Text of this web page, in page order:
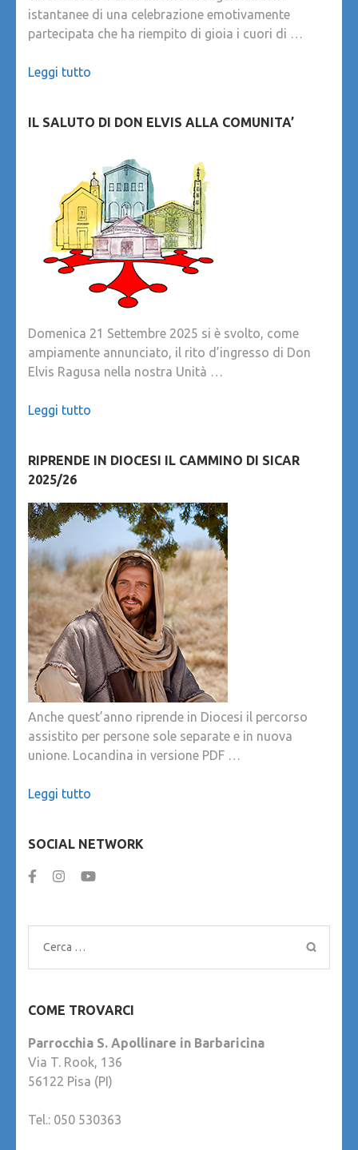
istantanee di una celebrazione emotivamente
partecipata che ha riempito di gioia i cuori di …
Leggi tutto
IL SALUTO DI DON ELVIS ALLA COMUNITA’
Domenica 21 Settembre 2025 si è svolto, come
ampiamente annunciato, il rito d’ingresso di Don
Elvis Ragusa nella nostra Unità …
Leggi tutto
RIPRENDE IN DIOCESI IL CAMMINO DI SICAR
2025/26
Anche quest’anno riprende in Diocesi il percorso
assistito per persone sole separate e in nuova
unione. Locandina in versione PDF …
Leggi tutto
SOCIAL NETWORK
Ricerca
per:
COME TROVARCI
Parrocchia S. Apollinare in Barbaricina
Via T. Rook, 136
56122 Pisa (PI)
Tel.: 050 530363